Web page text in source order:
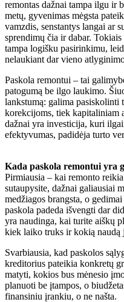
remontas dažnai tampa ilgu ir
metų, gyvenimas mėgsta
vamzdis, senstantys langai ar
sprendimų čia ir dabar.
tampa logišku pasirinkimu,
nelaukiant dar vieno
Paskola remontui – tai
patogumą be ilgo laukimo.
lankstumą: galima pasiskolinti
korekcijoms, tiek kapitaliniam
dažnai yra investicija, kuri
efektyvumas, padidėja turto
Kada paskola remontui yra
Pirmiausia – kai remonto
sutaupysite, dažnai galiausiai
medžiagos brangsta, o
paskola padeda išvengti dar
yra naudinga, kai turite aiškų
kiek laiko truks ir kokią naudą
Svarbiausia, kad paskolos
kreditorius pateikia konkretų
matyti, kokios bus mėnesio
planuoti be įtampos, o
finansiniu įrankiu, o ne našta.